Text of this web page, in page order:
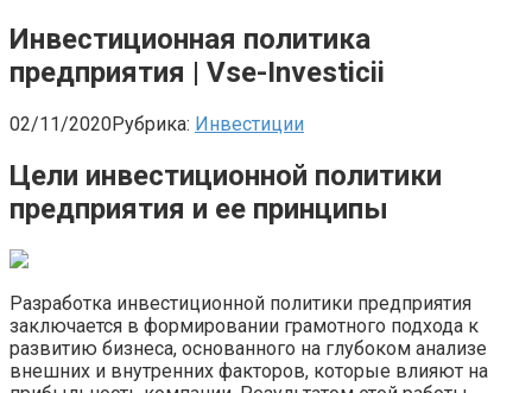
Инвестиционная политика
предприятия | Vse-Investicii
02/11/2020Рубрика: Инвестиции
Цели инвестиционной политики
предприятия и ее принципы
Разработка инвестиционной политики предприятия
заключается в формировании грамотного подхода к
развитию бизнеса, основанного на глубоком анализе
внешних и внутренних факторов, которые влияют на